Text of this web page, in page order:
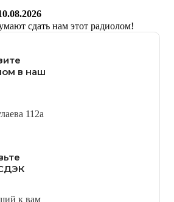
сдать нам этот радиолом!
в наш
112а
к вам